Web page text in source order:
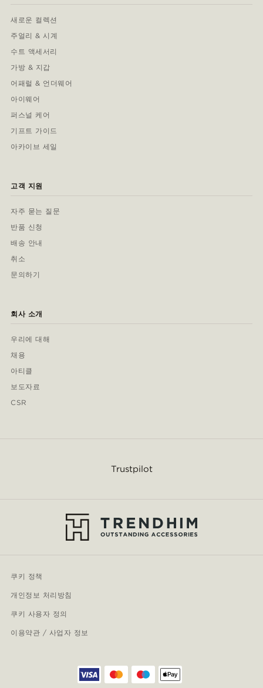
새로운 컬렉션
주얼리 & 시계
수트 액세서리
가방 & 지갑
어패럴 & 언더웨어
아이웨어
퍼스널 케어
기프트 가이드
아카이브 세일
고객 지원
자주 묻는 질문
반품 신청
배송 안내
취소
문의하기
회사 소개
우리에 대해
채용
아티클
보도자료
CSR
Trustpilot
쿠키 정책
개인정보 처리방침
쿠키 사용자 정의
이용약관 / 사업자 정보